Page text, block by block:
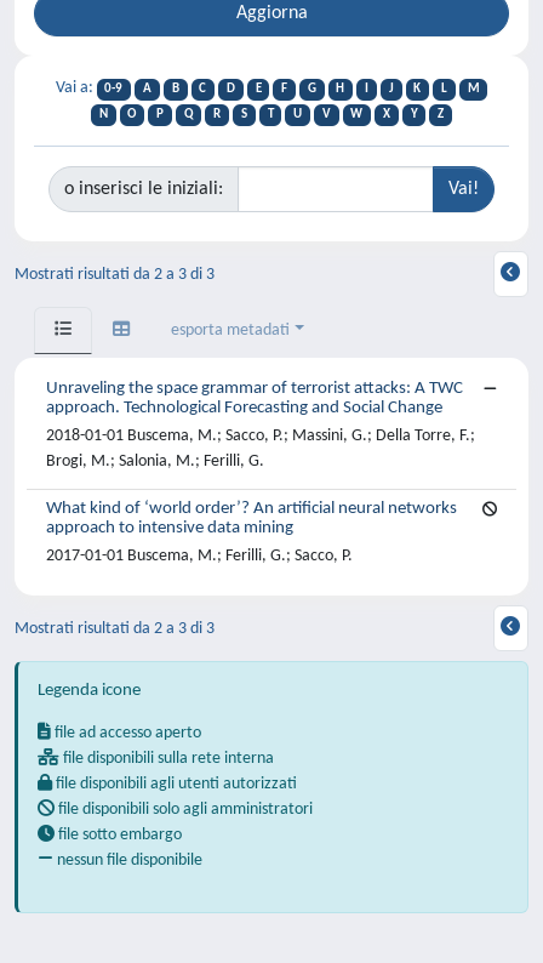
Vai a: 0-9 A B C D E F G H J K L
M
N
O P Q R S T U V W X Y Z
o inserisci le iniziali:
Mostrati risultati da 2 a 3 di 3
esporta metadati
Unraveling the space grammar of terrorist attacks: A TWC
approach. Technological Forecasting and Social Change
2018-01-01 Buscema, M.; Sacco, P.; Massini, G.; Della Torre, F.;
Brogi, M.; Salonia, M.; Ferilli, G.
What kind of ‘world order’? An artificial neural networks
approach to intensive data mining
2017-01-01 Buscema, M.; Ferilli, G.; Sacco, P.
Mostrati risultati da 2 a 3 di 3
Legenda icone
file ad accesso aperto
file disponibili sulla rete interna
file disponibili agli utenti autorizzati
file disponibili solo agli amministratori
file sotto embargo
nessun file disponibile